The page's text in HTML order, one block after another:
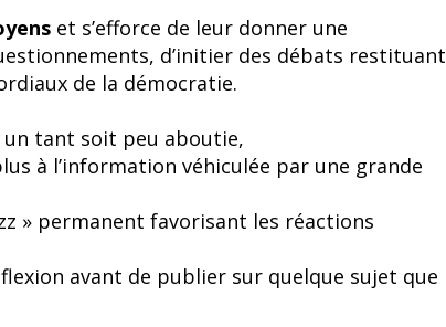
et s’efforce de leur donner une
d’initier des débats restituant
de la démocratie.
un tant soit peu aboutie,
à l’information véhiculée par une grande
» permanent favorisant les réactions
avant de publier sur quelque sujet que